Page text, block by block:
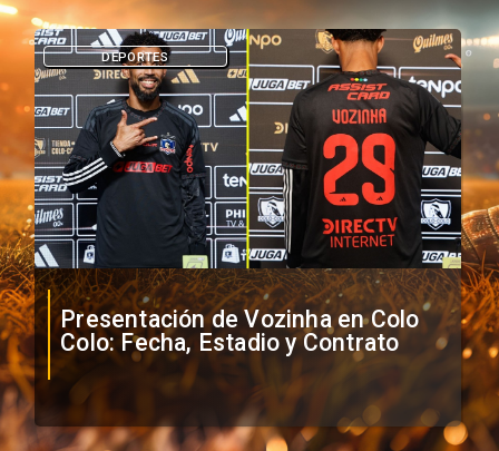
Presentación de Vozinha en Colo
Colo: Fecha, Estadio y Contrato
DEPORTES